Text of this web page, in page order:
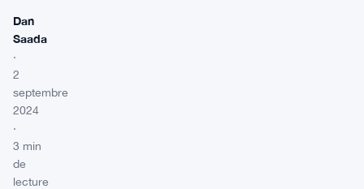
Dan
Saada
·
2
septembre
2024
·
3 min
de
lecture